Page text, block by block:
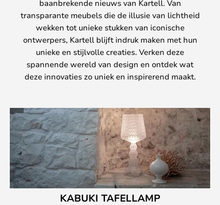
baanbrekende nieuws van Kartell. Van
transparante meubels die de illusie van lichtheid
wekken tot unieke stukken van iconische
ontwerpers, Kartell blijft indruk maken met hun
unieke en stijlvolle creaties. Verken deze
spannende wereld van design en ontdek wat
deze innovaties zo uniek en inspirerend maakt.
KABUKI TAFELLAMP